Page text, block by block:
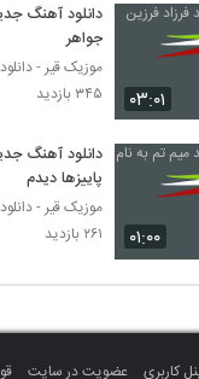
Man Delam Baron
Mikhad
۲۶۲ بازدید
موزیک زیبای عکس تو
۳۵۵ بازدید
chavoshi Band Baz
۲۸۶ بازدید
سعید بابا آهنگ رومی
۰۳:۰۱
دانلود آهنگ
جواهر
موزیک قیر -
۳۴۵ بازدید
۰۱:۰۰
دانلود آهنگ
پاییزها دیدم
موزیک قیر -
۲۶۱ بازدید
کاربری عضویت در سایت